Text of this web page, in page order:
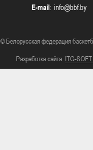
E-mail:
© Белорусская федерация
Разработка сайта ITG-